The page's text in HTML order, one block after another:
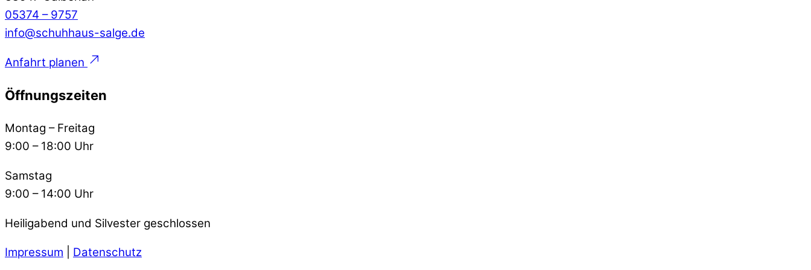
05374 – 9757
info@schuhhaus-salge.de
Anfahrt planen
Öffnungszeiten
Montag – Freitag
9:00 – 18:00 Uhr
Samstag
9:00 – 14:00 Uhr
Heiligabend und Silvester geschlossen
Impressum Datenschutz